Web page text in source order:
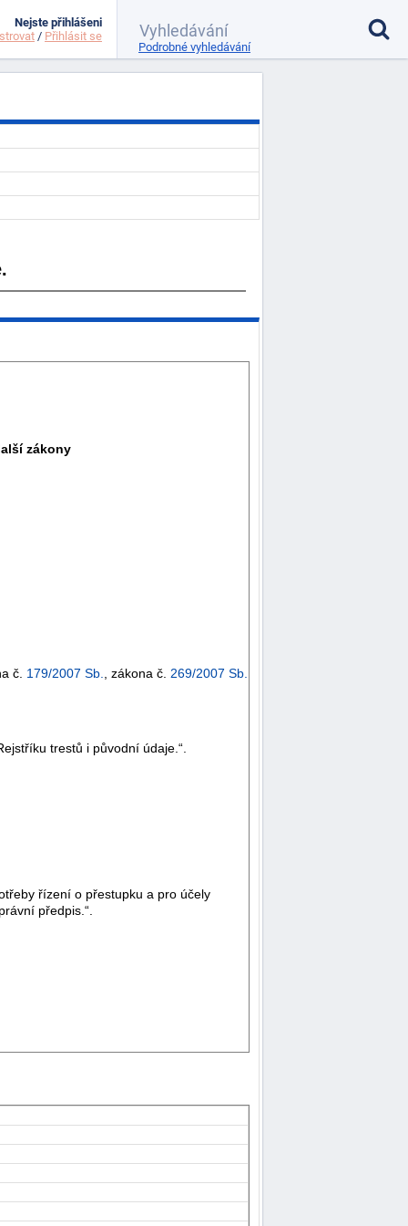
zákony
č. 179/2007 Sb. , zákona č. 269/2007 Sb.
trestů i původní údaje.“.
řízení o přestupku a pro účely
předpis.“.
Nejste přihlášeni
/ Přihlásit se
Podrobné vyhledávání